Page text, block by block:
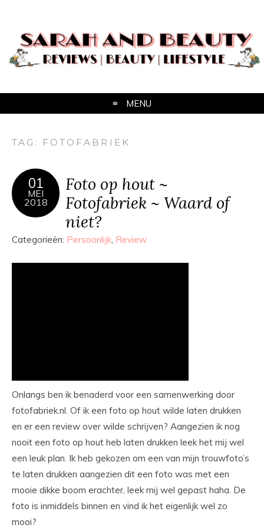
MENU
TAG: FOTOFABRIEK
01
MEI
2018
Foto op hout ~
Fotofabriek ~ Waard of
niet?
Categorieën: Persoonlijk, Review
Onlangs ben ik benaderd voor een samenwerking door
fotofabriek.nl. Of ik een foto op hout wilde laten drukken
en er een review over wilde schrijven? Aangezien ik nog
nooit een foto op hout heb laten drukken leek het mij wel
een leuk plan. Ik heb gekozen om een van mijn trouwfoto’s
te laten drukken aangezien dit een foto was met een
mooie dikke boom erachter, leek mij wel gepast haha. De
foto is inmiddels binnen en vind ik het eigenlijk wel zo
mooi?